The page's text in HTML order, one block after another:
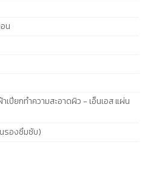
น
เปียกทำความสะอาดผิว - เอ็นเอส แผ่น
รองซึมซับ)